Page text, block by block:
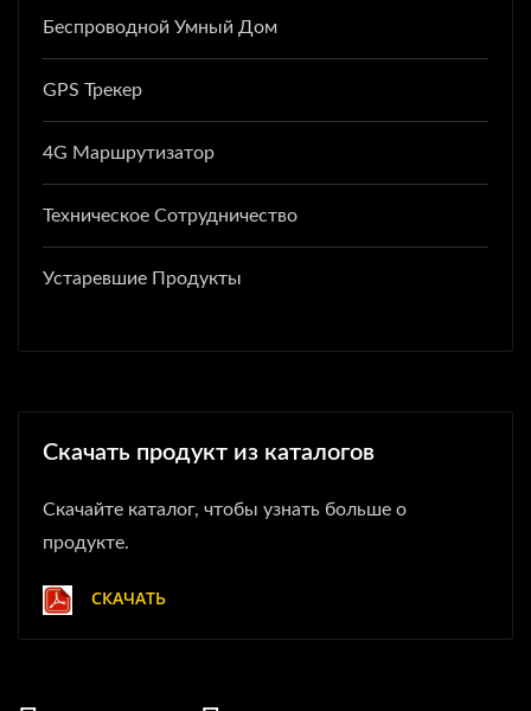
Беспроводной Умный Дом
GPS Трекер
4G Маршрутизатор
Техническое Сотрудничество
Устаревшие Продукты
Скачать продукт из каталогов
Скачайте каталог, чтобы узнать больше о
продукте.
СКАЧАТЬ